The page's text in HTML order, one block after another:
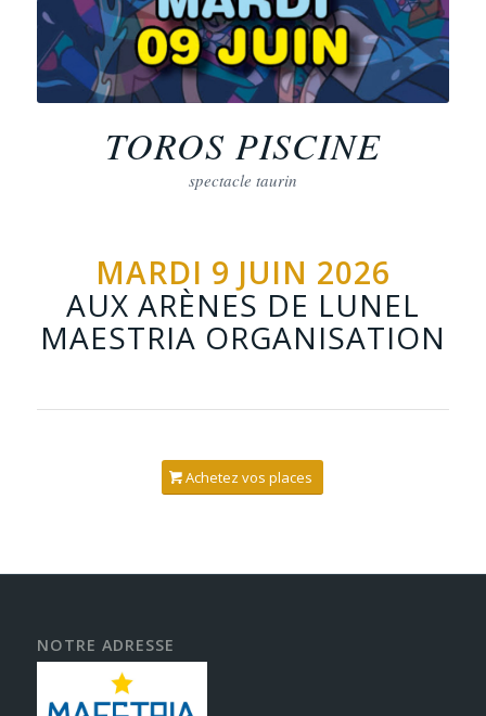
TOROS PISCINE
spectacle taurin
MARDI 9 JUIN 2026
AUX ARÈNES DE LUNEL
MAESTRIA ORGANISATION
Achetez vos places
NOTRE ADRESSE